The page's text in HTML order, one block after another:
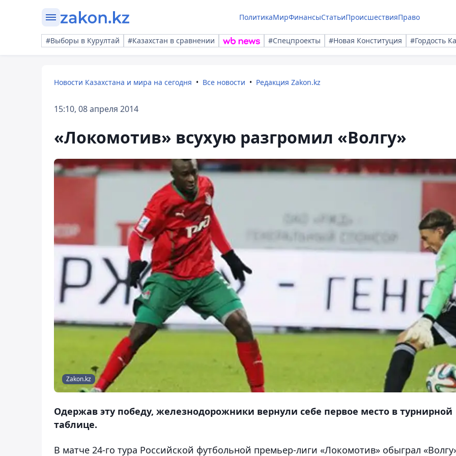
ПолитикаМирФинансыСтатьиПроисшествияПраво
#Выборы в Курултай #Казахстан в сравнении #Спецпроекты #Новая Конституция #Гордость
Новости Казахстана и мира на сегодня Все новости Редакция Zakon.kz
15:10, 08 апреля 2014
«Локомотив» всухую разгромил «Волгу»
Zakon.kz
Одержав эту победу, железнодорожники вернули себе первое место в турнирной
таблице.
В матче 24-го тура Российской футбольной премьер-лиги «Локомотив» обыграл